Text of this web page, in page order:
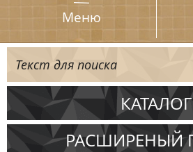
Меню
КАТАЛОГ
Испания
РАСШИРЕНЫЙ